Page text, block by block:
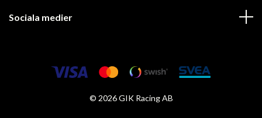
Sociala medier
© 2026 GIK Racing AB